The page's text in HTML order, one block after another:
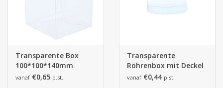
Transparente Box
100*100*140mm
vanaf €0,65 p.st.
Transparente
Röhrenbox mit Deckel
- 100 Stück
vanaf €0,44 p.st.